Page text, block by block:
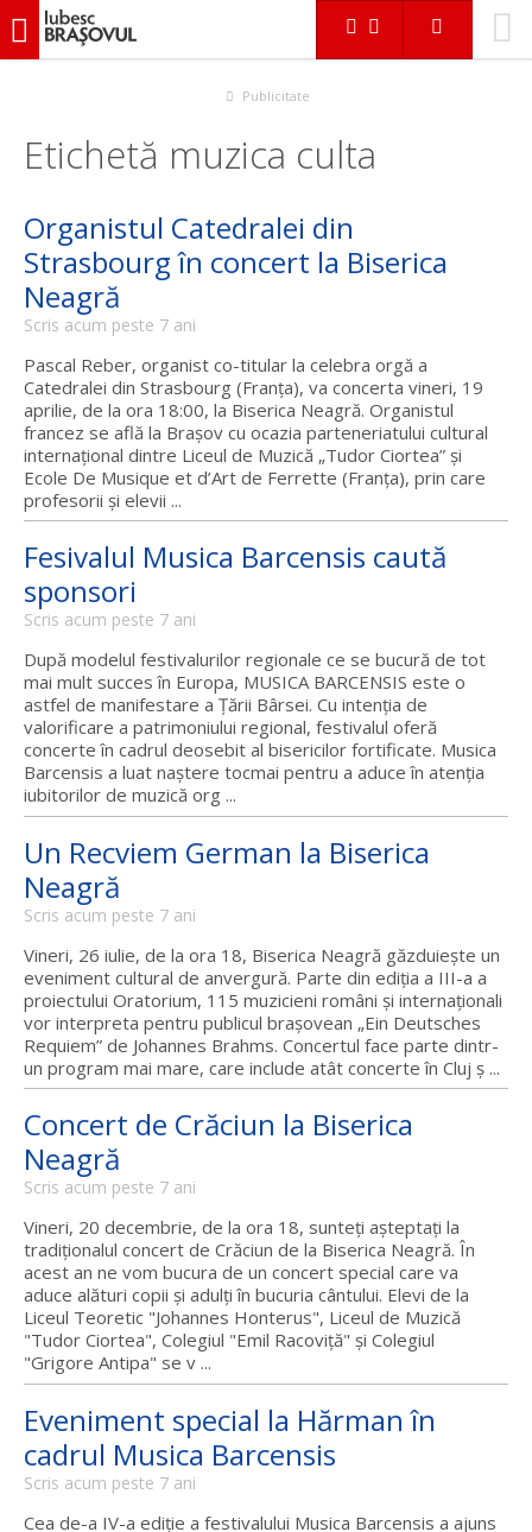
iubescbraşovul.ro
Publicitate
Etichetă muzica culta
Organistul Catedralei din
Strasbourg în concert la Biserica
Neagră
Scris acum peste 7 ani
Pascal Reber, organist co-titular la celebra orgă a
Catedralei din Strasbourg (Franţa), va concerta vineri, 19
aprilie, de la ora 18:00, la Biserica Neagră. Organistul
francez se află la Braşov cu ocazia parteneriatului cultural
internaţional dintre Liceul de Muzică „Tudor Ciortea” şi
Ecole De Musique et d’Art de Ferrette (Franţa), prin care
profesorii şi elevii ...
Fesivalul Musica Barcensis caută
sponsori
Scris acum peste 7 ani
După modelul festivalurilor regionale ce se bucură de tot
mai mult succes în Europa, MUSICA BARCENSIS este o
astfel de manifestare a Ţării Bârsei. Cu intenţia de
valorificare a patrimoniului regional, festivalul oferă
concerte în cadrul deosebit al bisericilor fortificate. Musica
Barcensis a luat naştere tocmai pentru a aduce în atenţia
iubitorilor de muzică org ...
Un Recviem German la Biserica
Neagră
Scris acum peste 7 ani
Vineri, 26 iulie, de la ora 18, Biserica Neagră găzduieşte un
eveniment cultural de anvergură. Parte din ediţia a III-a a
proiectului Oratorium, 115 muzicieni români şi internaţionali
vor interpreta pentru publicul braşovean „Ein Deutsches
Requiem” de Johannes Brahms. Concertul face parte dintr-
un program mai mare, care include atât concerte în Cluj ş ...
Concert de Crăciun la Biserica
Neagră
Scris acum peste 7 ani
Vineri, 20 decembrie, de la ora 18, sunteţi aşteptaţi la
tradiţionalul concert de Crăciun de la Biserica Neagră. În
acest an ne vom bucura de un concert special care va
aduce alături copii şi adulţi în bucuria cântului. Elevi de la
Liceul Teoretic "Johannes Honterus", Liceul de Muzică
"Tudor Ciortea", Colegiul "Emil Racoviţă" şi Colegiul
"Grigore Antipa" se v ...
Eveniment special la Hărman în
cadrul Musica Barcensis
Scris acum peste 7 ani
Cea de-a IV-a ediție a festivalului Musica Barcensis a ajuns